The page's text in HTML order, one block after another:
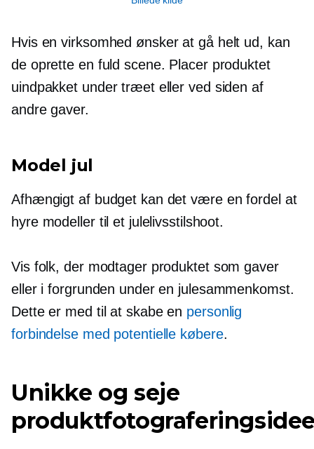
Hvis en virksomhed ønsker at gå helt ud, kan
de oprette en fuld scene. Placer produktet
uindpakket under træet eller ved siden af ​​
andre gaver.
Model jul
Afhængigt af budget kan det være en fordel at
hyre modeller til et julelivsstilshoot.
Vis folk, der modtager produktet som gaver
eller i forgrunden under en julesammenkomst.
Dette er med til at skabe en personlig
forbindelse med potentielle købere.
Unikke og seje